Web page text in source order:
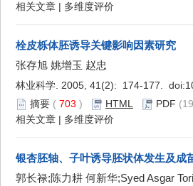
相关文章 | 多维度评价
栓皮栎体胚诱导关键影响因素研究
张存旭 姚增玉 赵忠
林业科学. 2005, 41(2): 174-177. doi:
摘要 ( 703 ) HTML PDF
相关文章 | 多维度评价
银杏胚轴、子叶诱导胚状体发生及成
郭长禄;陈力耕 何新华;Syed Asgar